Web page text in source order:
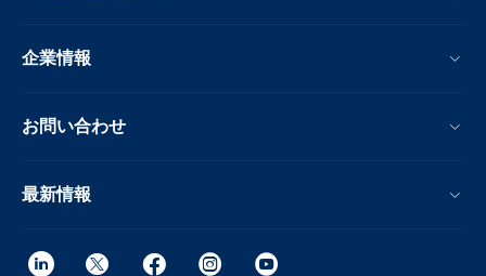
企業情報
お問い合わせ
最新情報